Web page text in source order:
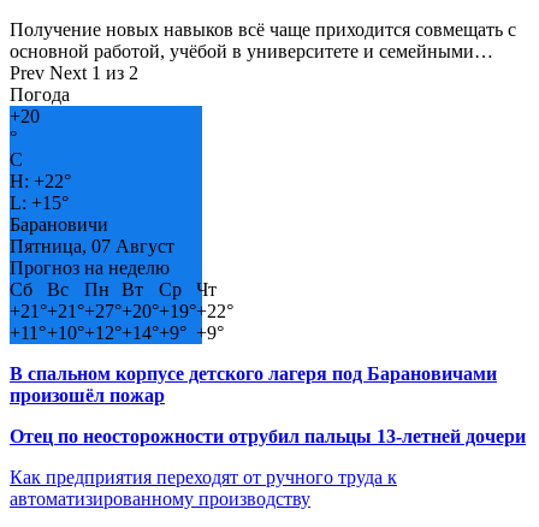
Получение новых навыков всё чаще приходится совмещать с
основной работой, учёбой в университете и семейными…
Prev Next 1 из 2
Погода
+20
°
C
H: +22°
L: +15°
Барановичи
Пятница, 07 Август
Прогноз на неделю
Сб
Вс Пн Вт Ср
Чт
+21°+21°+27°+20°+19°+22°
+11°+10°+12°+14°+9° +9°
В спальном корпусе детского лагеря под Барановичами
произошёл пожар
Отец по неосторожности отрубил пальцы 13-летней дочери
Как предприятия переходят от ручного труда к
автоматизированному производству